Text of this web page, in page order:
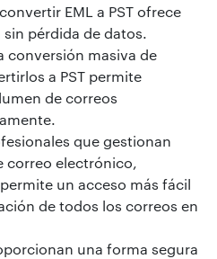
EML a PST ofrece
pérdida de datos.
conversión masiva de
a PST permite
de correos
que gestionan
correo electrónico,
un acceso más fácil
de todos los correos en
una forma segura